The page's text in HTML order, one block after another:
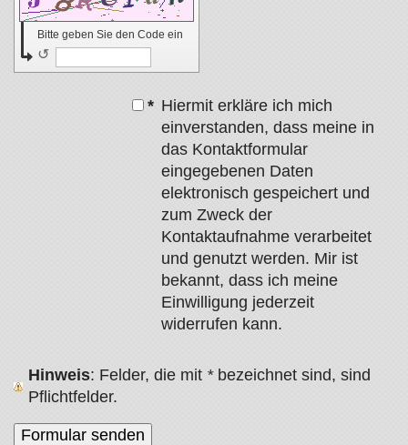
Bitte geben Sie den Code ein
↺
* Hiermit erkläre ich mich
einverstanden, dass meine in
das Kontaktformular
eingegebenen Daten
elektronisch gespeichert und
zum Zweck der
Kontaktaufnahme verarbeitet
und genutzt werden. Mir ist
bekannt, dass ich meine
Einwilligung jederzeit
widerrufen kann.
Hinweis : Felder, die mit *bezeichnet sind, sind
Pflichtfelder.